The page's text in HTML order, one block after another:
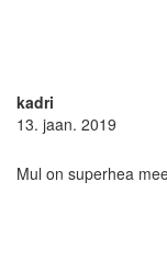
kadri
13. jaan. 2019
Mul on superhea